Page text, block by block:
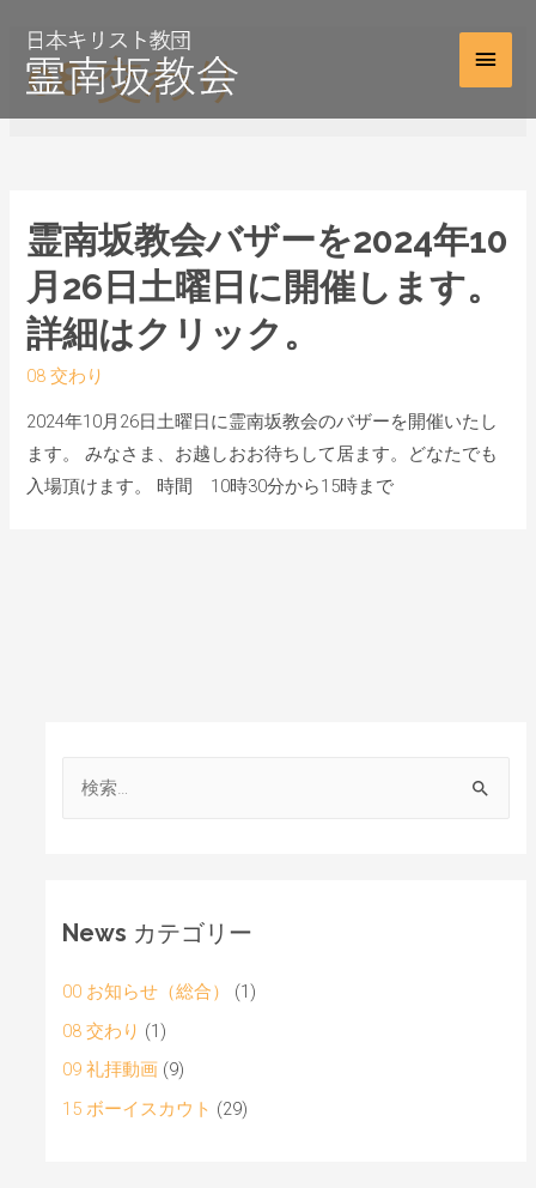
08 交わり
霊南坂教会バザーを2024年10
月26日土曜日に開催します。
詳細はクリック。
08 交わり
2024年10月26日土曜日に霊南坂教会のバザーを開催いたし
ます。 みなさま、お越しおお待ちして居ます。どなたでも
入場頂けます。 時間 10時30分から15時まで
News カテゴリー
00 お知らせ（総合）
(1)
08 交わり (1)
09 礼拝動画 (9)
15 ボーイスカウト (29)